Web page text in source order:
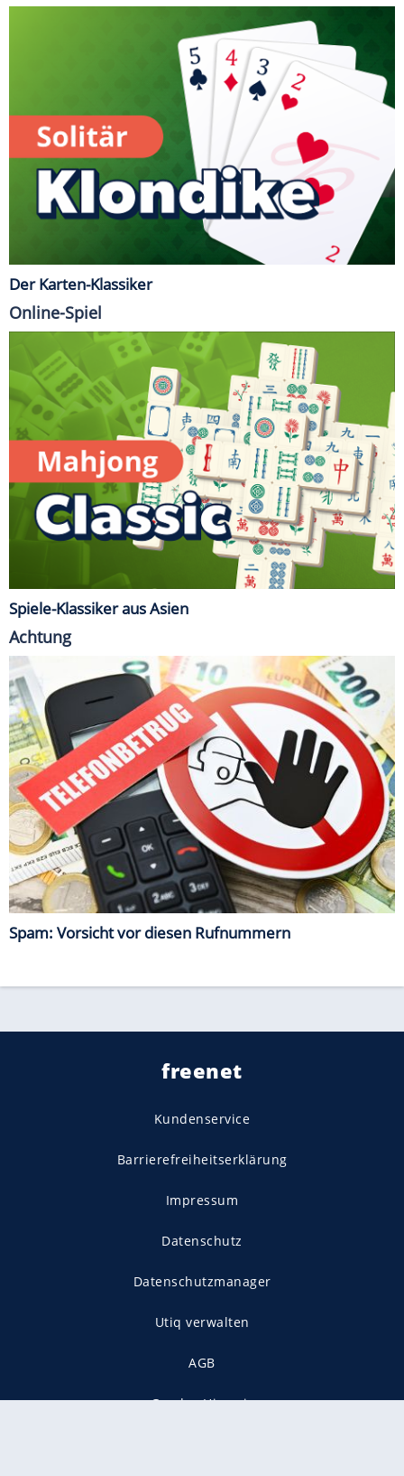
Der Karten-Klassiker
Online-Spiel
Spiele-Klassiker aus Asien
Achtung
Spam: Vorsicht vor diesen Rufnummern
freenet
Kundenservice
Barrierefreiheitserklärung
Impressum
Datenschutz
Datenschutzmanager
Utiq verwalten
AGB
Gender-Hinweis